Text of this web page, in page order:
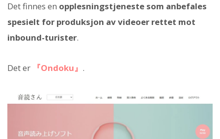
Det finnes en opplesningstjeneste som anbefales
spesielt for produksjon av videoer rettet mot
inbound-turister.
Det er 『Ondoku』 .